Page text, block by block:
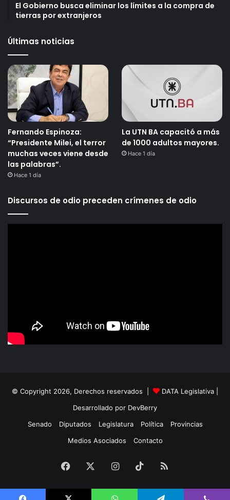
El Gobierno busca eliminar los límites a la compra de
tierras por extranjeros
Últimas noticias
Fernando Espinoza:
“Presidente Milei, el terror
muchas veces viene desde
las palabras”.
Hace 1 día
La UTN BA capacitó a más
de 1000 adultos mayores.
Hace 1 día
Discursos de odio preceden crímenes de odio
© Copyright 2026, Derechos reservados | DATA Legislativa
Desarrollado por DevBerry
Senado
Diputados Legislatura Política
Provincias
Medios Asociados
Contacto
Facebook Instagram
TikTokRSS